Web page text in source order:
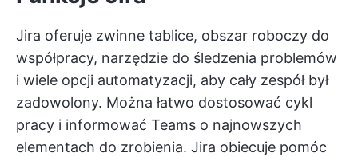
Jira oferuje zwinne tablice, obszar roboczy do
współpracy, narzędzie do śledzenia problemów
i wiele opcji automatyzacji, aby cały zespół był
zadowolony. Można łatwo dostosować cykl
pracy i informować Teams o najnowszych
elementach do zrobienia. Jira obiecuje pomóc